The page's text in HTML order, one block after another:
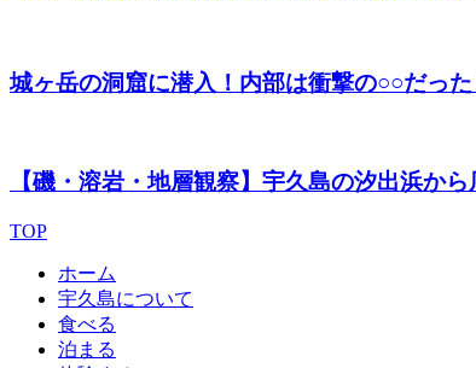
城ヶ岳の洞窟に潜入！内部は衝撃の○○だった
【磯・溶岩・地層観察】宇久島の汐出浜か
TOP
ホーム
宇久島について
食べる
泊まる